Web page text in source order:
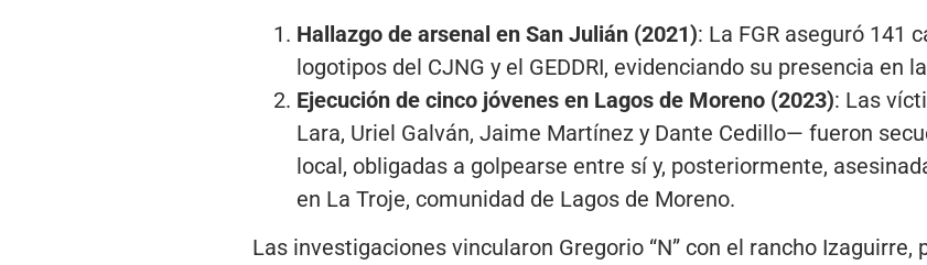
Hallazgo de arsenal en San Julián (2021): La FGR aseguró 141
logotipos del CJNG y el GEDDRI, evidenciando su presencia en
Ejecución de cinco jóvenes en Lagos de Moreno (2023): Las
Lara, Uriel Galván, Jaime Martínez y Dante Cedillo— fueron
local, obligadas a golpearse entre sí y, posteriormente,
en La Troje, comunidad de Lagos de Moreno.
Las investigaciones vincularon Gregorio “N” con el rancho Izaguirre,